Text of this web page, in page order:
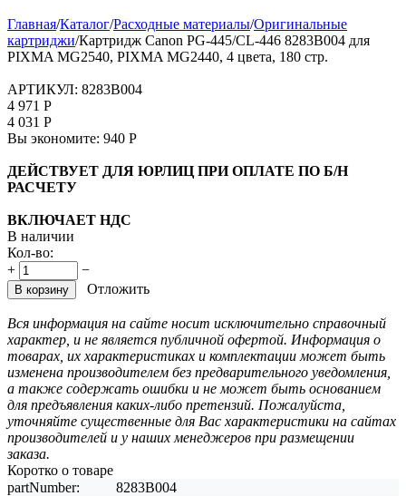
Главная/Каталог/Расходные материалы/Оригинальные
картриджи/Картридж Canon PG-445/CL-446 8283B004 для
PIXMA MG2540, PIXMA MG2440, 4 цвета, 180 стр.
АРТИКУЛ: 8283B004
4 971 Р
4 031 Р
Вы экономите: 940 Р
ДЕЙСТВУЕТ ДЛЯ ЮРЛИЦ ПРИ ОПЛАТЕ ПО Б/Н
РАСЧЕТУ
ВКЛЮЧАЕТ НДС
В наличии
Кол-во:
+
−
В корзину Отложить
Вся информация на сайте носит исключительно справочный
характер, и не является публичной офертой. Информация о
товарах, их характеристиках и комплектации может быть
изменена производителем без предварительного уведомления,
а также содержать ошибки и не может быть основанием
для предъявления каких-либо претензий. Пожалуйста,
уточняйте существенные для Вас характеристики на сайтах
производителей и у наших менеджеров при размещении
заказа.
Коротко о товаре
partNumber:
8283B004